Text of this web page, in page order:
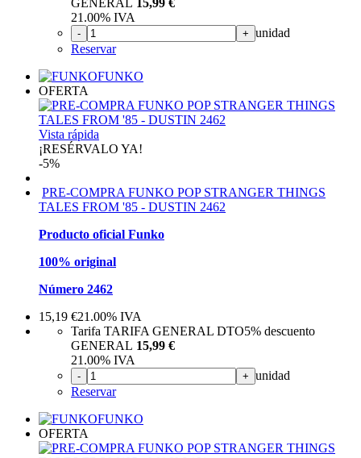
GENERAL 15,99 €
21.00% IVA
- + unidad
Reservar
FUNKO
OFERTA
Vista rápida
¡RESÉRVALO YA!
-5%
PRE-COMPRA FUNKO POP STRANGER THINGS
TALES FROM '85 - DUSTIN 2462
Producto oficial Funko
100% original
Número 2462
15,19 €21.00% IVA
Tarifa TARIFA GENERAL DTO5% descuento
GENERAL 15,99 €
21.00% IVA
- + unidad
Reservar
FUNKO
OFERTA